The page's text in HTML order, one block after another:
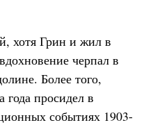
хотя Грин и жил в
черпал в
Более того,
года просидел в
событиях 1903-